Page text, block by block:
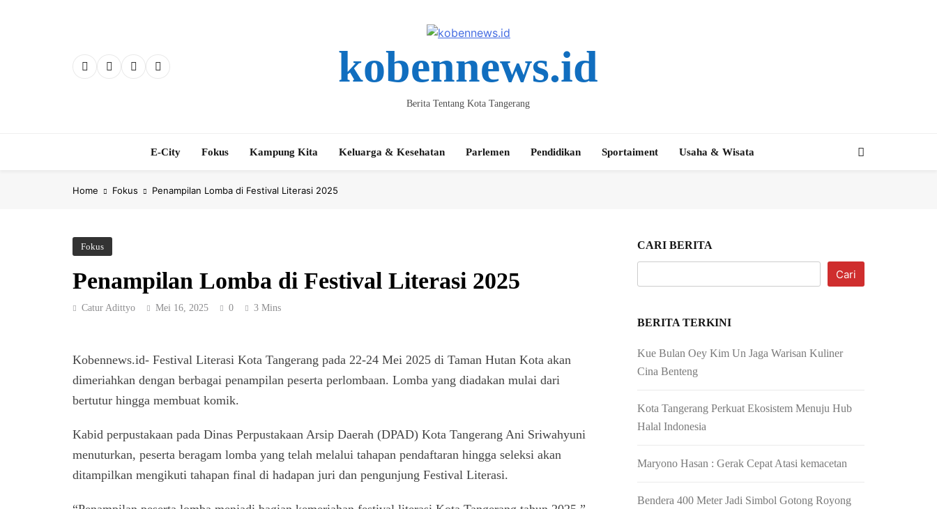
kobennews.id
Berita Tentang Kota Tangerang
E-City Fokus Kampung Kita Keluarga & Kesehatan Parlemen Pendidikan Sportaiment Usaha & Wisata
Home Fokus Penampilan Lomba di Festival Literasi 2025
Fokus
Penampilan Lomba di Festival Literasi 2025
Catur Adittyo Mei 16, 2025 0 3 Mins
Kobennews.id- Festival Literasi Kota Tangerang pada 22-24 Mei 2025 di Taman Hutan Kota akan
dimeriahkan dengan berbagai penampilan peserta perlombaan. Lomba yang diadakan mulai dari
bertutur hingga membuat komik.
Kabid perpustakaan pada Dinas Perpustakaan Arsip Daerah (DPAD) Kota Tangerang Ani Sriwahyuni
menuturkan, peserta beragam lomba yang telah melalui tahapan pendaftaran hingga seleksi akan
ditampilkan mengikuti tahapan final di hadapan juri dan pengunjung Festival Literasi.
CARI BERITA
Cari
BERITA TERKINI
Kue Bulan Oey Kim Un Jaga Warisan Kuliner
Cina Benteng
Kota Tangerang Perkuat Ekosistem Menuju Hub
Halal Indonesia
Maryono Hasan : Gerak Cepat Atasi kemacetan
Bendera 400 Meter Jadi Simbol Gotong Royong